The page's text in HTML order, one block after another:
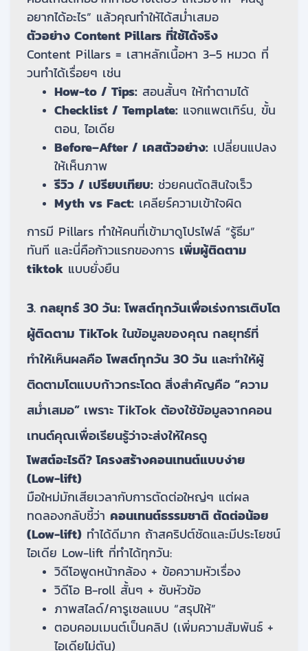
อยากได้อะไร” แล้วคุณทำให้ได้สม่ำเสมอ
ตัวอย่าง Content Pillars ที่ใช้ได้จริง
Content Pillars = เสาหลักเนื้อหา 3–5 หมวด ที่
วนทำได้เรื่อยๆ เช่น
How-to / Tips: สอนสั้นๆ ให้ทำตามได้
Checklist / Template: แจกแพตเทิร์น, ขั้น
ตอน, ไอเดีย
Before–After / เคสตัวอย่าง: เปลี่ยนแปลง
ให้เห็นภาพ
รีวิว / เปรียบเทียบ: ช่วยคนตัดสินใจเร็ว
Myth vs Fact: เคลียร์ความเข้าใจผิด
การมี Pillars ทำให้คนที่เข้ามาดูโปรไฟล์ “รู้ธีม”
ทันที และนี่คือก้าวแรกของการ เพิ่มผู้ติดตาม
tiktok แบบยั่งยืน
3. กลยุทธ์ 30 วัน: โพสต์ทุกวันเพื่อเร่งการเติบโต
ผู้ติดตาม TikTokในข้อมูลของคุณ กลยุทธ์ที่
ทำให้เห็นผลคือโพสต์ทุกวัน 30 วัน และทำให้ผู้
ติดตามโตแบบก้าวกระโดด สิ่งสำคัญคือ “ความ
สม่ำเสมอ” เพราะ TikTok ต้องใช้ข้อมูลจากคอน
เทนต์คุณเพื่อเรียนรู้ว่าจะส่งให้ใครดู
โพสต์อะไรดี? โครงสร้างคอนเทนต์แบบง่าย
(Low-lift)
มือใหม่มักเสียเวลากับการตัดต่อใหญ่ๆ แต่ผล
ทดลองกลับชี้ว่า คอนเทนต์ธรรมชาติ ตัดต่อน้อย
(Low-lift) ทำได้ดีมาก ถ้าสคริปต์ชัดและมีประโยชน์
ไอเดีย Low-lift ที่ทำได้ทุกวัน:
วิดีโอพูดหน้ากล้อง + ข้อความหัวเรื่อง
วิดีโอ B-roll สั้นๆ + ซับหัวข้อ
ภาพสไลด์/คารูเซลแบบ “สรุปให้”
ตอบคอมเมนต์เป็นคลิป (เพิ่มความสัมพันธ์ +
ไอเดียไม่ตัน)